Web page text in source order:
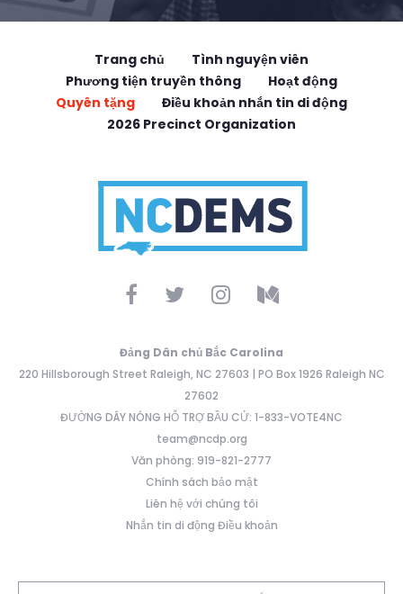
Trang chủ
Tình nguyện viên
Phương tiện truyền thông
Hoạt động
Quyên tặng
Điều khoản nhắn tin di động
2026 Precinct Organization
Đảng Dân chủ Bắc Carolina
220 Hillsborough Street Raleigh, NC 27603 | PO Box 1926 Raleigh NC
27602
ĐƯỜNG DÂY NÓNG HỖ TRỢ BẦU CỬ: 1-833-VOTE4NC
team@ncdp.org
Văn phòng: 919-821-2777
Chính sách bảo mật
Liên hệ với chúng tôi
Nhắn tin di động Điều khoản